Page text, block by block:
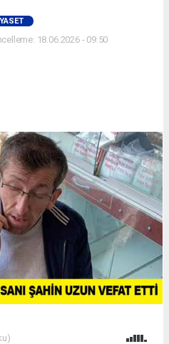
18.06.2026 - 09:50